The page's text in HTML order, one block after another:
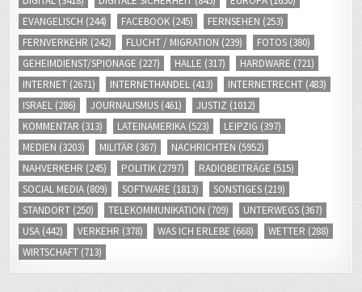
EVANGELISCH (244) FACEBOOK (245) FERNSEHEN (253)
FERNVERKEHR (242) FLUCHT / MIGRATION (239) FOTOS (380)
GEHEIMDIENST/SPIONAGE (227) HALLE (317) HARDWARE (721)
INTERNET (2671) INTERNETHANDEL (413) INTERNETRECHT (483)
ISRAEL (286) JOURNALISMUS (461) JUSTIZ (1012)
KOMMENTAR (313) LATEINAMERIKA (523) LEIPZIG (397)
MEDIEN (3203) MILITÄR (367) NACHRICHTEN (5952)
NAHVERKEHR (245) POLITIK (2797) RADIOBEITRÄGE (515)
SOCIAL MEDIA (809) SOFTWARE (1813) SONSTIGES (219)
STANDORT (250) TELEKOMMUNIKATION (709) UNTERWEGS (367)
USA (442) VERKEHR (378) WAS ICH ERLEBE (668) WETTER (288)
WIRTSCHAFT (713)